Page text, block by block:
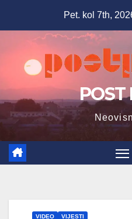
Pet. kol 7th,
POST
VIDEO VIJESTI